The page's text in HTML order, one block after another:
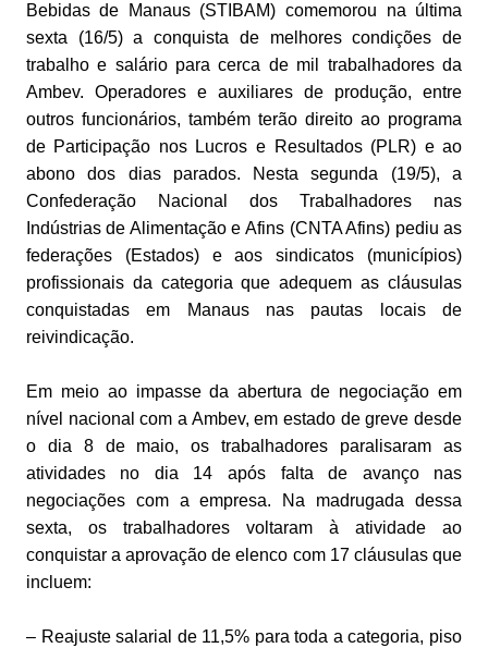
Bebidas de Manaus (STIBAM) comemorou na última
sexta (16/5) a conquista de melhores condições de
trabalho e salário para cerca de mil trabalhadores da
Ambev. Operadores e auxiliares de produção, entre
outros funcionários, também terão direito ao programa
de Participação nos Lucros e Resultados (PLR) e ao
abono dos dias parados. Nesta segunda (19/5), a
Confederação Nacional dos Trabalhadores nas
Indústrias de Alimentação e Afins (CNTA Afins) pediu as
federações (Estados) e aos sindicatos (municípios)
profissionais da categoria que adequem as cláusulas
conquistadas em Manaus nas pautas locais de
reivindicação.
Em meio ao impasse da abertura de negociação em
nível nacional com a Ambev, em estado de greve desde
o dia 8 de maio, os trabalhadores paralisaram as
atividades no dia 14 após falta de avanço nas
negociações com a empresa. Na madrugada dessa
sexta, os trabalhadores voltaram à atividade ao
conquistar a aprovação de elenco com 17 cláusulas que
incluem:
– Reajuste salarial de 11,5% para toda a categoria, piso